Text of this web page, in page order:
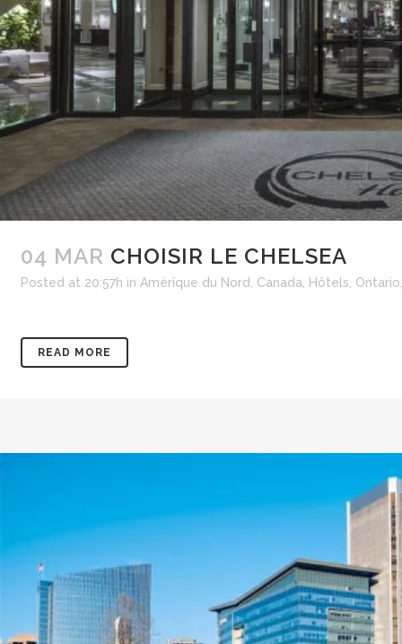
04 MAR CHOISIR LE CHELSEA
Posted at 20:57h in Amérique du Nord Canada Hôtels Ontario
READ MORE